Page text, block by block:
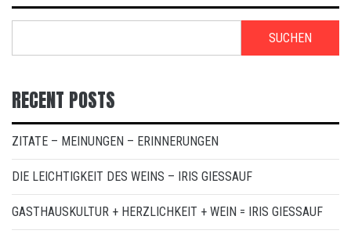
SUCHEN
RECENT POSTS
ZITATE – MEINUNGEN – ERINNERUNGEN
DIE LEICHTIGKEIT DES WEINS – IRIS GIESSAUF
GASTHAUSKULTUR + HERZLICHKEIT + WEIN = IRIS GIESSAUF